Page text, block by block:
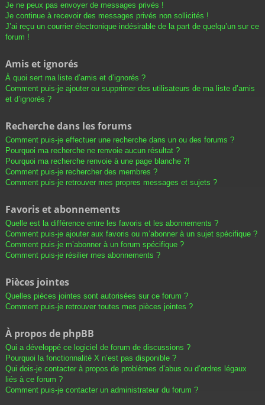
Je ne peux pas envoyer de messages privés !
Je continue à recevoir des messages privés non sollicités !
J’ai reçu un courrier électronique indésirable de la part de quelqu’un sur ce
forum !
Amis et ignorés
À quoi sert ma liste d’amis et d’ignorés ?
Comment puis-je ajouter ou supprimer des utilisateurs de ma liste d’amis
et d’ignorés ?
Recherche dans les forums
Comment puis-je effectuer une recherche dans un ou des forums ?
Pourquoi ma recherche ne renvoie aucun résultat ?
Pourquoi ma recherche renvoie à une page blanche ?!
Comment puis-je rechercher des membres ?
Comment puis-je retrouver mes propres messages et sujets ?
Favoris et abonnements
Quelle est la différence entre les favoris et les abonnements ?
Comment puis-je ajouter aux favoris ou m’abonner à un sujet spécifique ?
Comment puis-je m’abonner à un forum spécifique ?
Comment puis-je résilier mes abonnements ?
Pièces jointes
Quelles pièces jointes sont autorisées sur ce forum ?
Comment puis-je retrouver toutes mes pièces jointes ?
À propos de phpBB
Qui a développé ce logiciel de forum de discussions ?
Pourquoi la fonctionnalité X n’est pas disponible ?
Qui dois-je contacter à propos de problèmes d’abus ou d’ordres légaux
liés à ce forum ?
Comment puis-je contacter un administrateur du forum ?